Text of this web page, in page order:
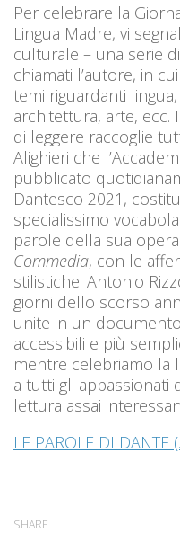
Per celebrare la
Lingua Madre, vi
culturale – una serie
chiamati l’autore, in
temi riguardanti
architettura, arte,
di leggere raccoglie
Alighieri che
pubblicato
Dantesco 2021,
specialissimo
parole della sua
Commedia, con le
stilistiche. Antonio
giorni dello scorso
unite in un
accessibili e più
mentre celebriamo la
a tutti gli appassionati
lettura assai
LE PAROLE DI DANTE
SHARE